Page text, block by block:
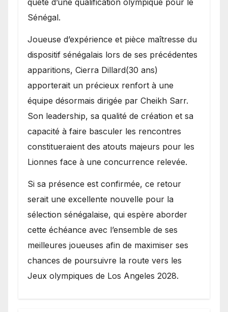
Sénégal.
Joueuse d’expérience et pièce maîtresse du
dispositif sénégalais lors de ses précédentes
apparitions, Cierra Dillard(30 ans)
apporterait un précieux renfort à une
équipe désormais dirigée par Cheikh Sarr.
Son leadership, sa qualité de création et sa
capacité à faire basculer les rencontres
constitueraient des atouts majeurs pour les
Lionnes face à une concurrence relevée.
Si sa présence est confirmée, ce retour
serait une excellente nouvelle pour la
sélection sénégalaise, qui espère aborder
cette échéance avec l’ensemble de ses
meilleures joueuses afin de maximiser ses
chances de poursuivre la route vers les
Jeux olympiques de Los Angeles 2028.